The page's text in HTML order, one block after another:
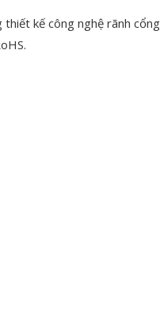
kế công nghệ rãnh